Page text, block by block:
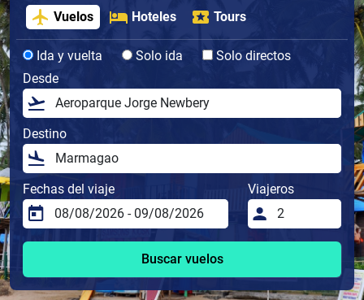
Vuelos Hoteles Tours
Ida y vuelta Solo ida
Solo directos
Desde
Destino
Fechas del viaje Viajeros
Buscar vuelos